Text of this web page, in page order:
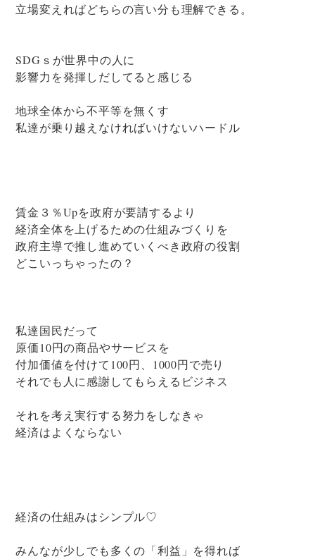
立場変えればどちらの言い分も理解できる。
SDGｓが世界中の人に
影響力を発揮しだしてると感じる
地球全体から不平等を無くす
私達が乗り越えなければいけないハードル
賃金３％Upを政府が要請するより
経済全体を上げるための仕組みづくりを
政府主導で推し進めていくべき政府の役割
どこいっちゃったの？
私達国民だって
原価10円の商品やサービスを
付加価値を付けて100円、1000円で売り
それでも人に感謝してもらえるビジネス
それを考え実行する努力をしなきゃ
経済はよくならない
経済の仕組みはシンプル♡
みんなが少しでも多くの「利益」を得れば